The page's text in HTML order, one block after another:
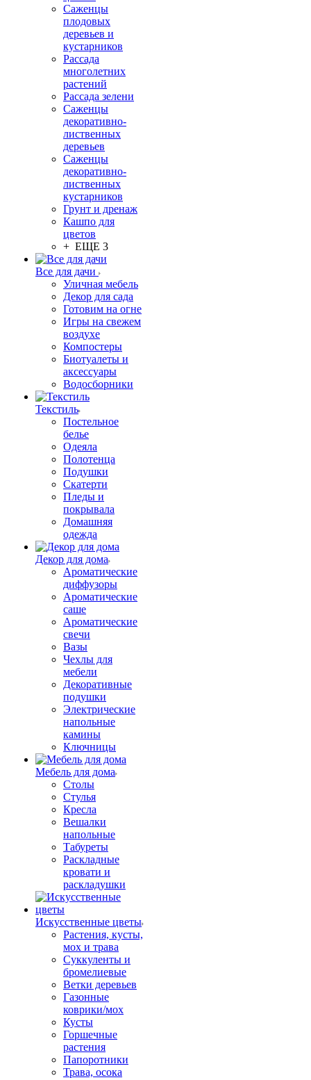
Саженцы
плодовых
деревьев и
кустарников
Рассада
многолетних
растений
Рассада зелени
Саженцы
декоративно-
лиственных
деревьев
Саженцы
декоративно-
лиственных
кустарников
Грунт и дренаж
Кашпо для
цветов
+ ЕЩЕ 3
Все для дачи
Уличная мебель
Декор для сада
Готовим на огне
Игры на свежем
воздухе
Компостеры
Биотуалеты и
аксессуары
Водосборники
Текстиль
Постельное
белье
Одеяла
Полотенца
Подушки
Скатерти
Пледы и
покрывала
Домашняя
одежда
Декор для дома
Ароматические
диффузоры
Ароматические
саше
Ароматические
свечи
Вазы
Чехлы для
мебели
Декоративные
подушки
Электрические
напольные
камины
Ключницы
Мебель для дома
Столы
Стулья
Кресла
Вешалки
напольные
Табуреты
Раскладные
кровати и
раскладушки
Искусственные цветы
Растения, кусты,
мох и трава
Суккуленты и
бромелиевые
Ветки деревьев
Газонные
коврики/мох
Кусты
Горшечные
растения
Папоротники
Трава, осока